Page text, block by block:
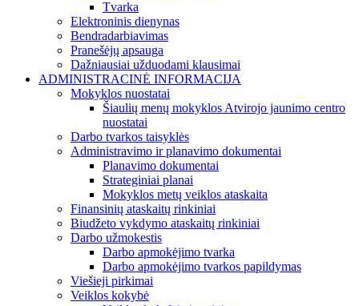
Tvarka
Elektroninis dienynas
Bendradarbiavimas
Pranešėjų apsauga
Dažniausiai užduodami klausimai
ADMINISTRACINĖ INFORMACIJA
Mokyklos nuostatai
Šiaulių menų mokyklos Atvirojo jaunimo centro
nuostatai
Darbo tvarkos taisyklės
Administravimo ir planavimo dokumentai
Planavimo dokumentai
Strateginiai planai
Mokyklos metų veiklos ataskaita
Finansinių ataskaitų rinkiniai
Biudžeto vykdymo ataskaitų rinkiniai
Darbo užmokestis
Darbo apmokėjimo tvarka
Darbo apmokėjimo tvarkos papildymas
Viešieji pirkimai
Veiklos kokybė